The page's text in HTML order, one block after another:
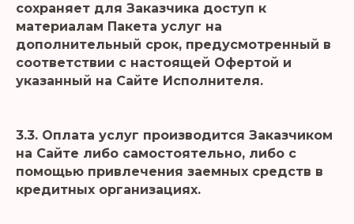
сохраняет для Заказчика доступ к
материалам Пакета услуг на
дополнительный срок, предусмотренный в
соответствии с настоящей Офертой и
указанный на Сайте Исполнителя.
3.3. Оплата услуг производится Заказчиком
на Сайте либо самостоятельно, либо с
помощью привлечения заемных средств в
кредитных организациях.